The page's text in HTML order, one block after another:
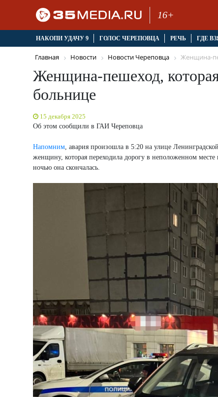
16+
НАКОПИ УДАЧУ 9 ГОЛОС ЧЕРЕПОВЦА РЕЧЬ ГДЕ
Главная Новости Новости Череповца Женщина-
Женщина-пешеход,
больнице
15 декабря 2025
Об этом сообщили в ГАИ Череповца
Напомним , авария произошла в 5:20 на улице
женщину, которая переходила дорогу в неположенном
ночью она скончалась.